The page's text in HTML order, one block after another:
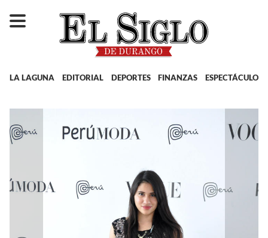
LA LAGUNA EDITORIAL DEPORTES FINANZAS ESPECTÁCULOS